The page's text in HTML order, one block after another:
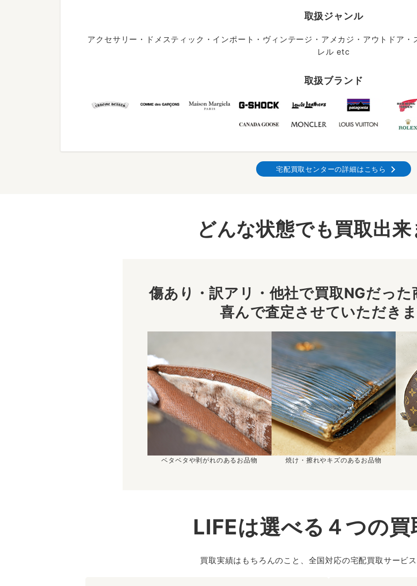
取扱ジャンル
アクセサリー・ドメスティック・インポート・ヴィンテージ・アメカジ・アウトドア
レル etc
取扱ブランド
宅配買取センターの詳細はこちら
どんな状態でも買取出来
傷あり・訳アリ・他社で買取NGだった
喜んで査定させていただきま
ベタベタや剥がれのあるお品物 焼け・擦れやキズのあるお品物
LIFEは選べる４つの買
買取実績はもちろんのこと、全国対応の宅配買取サービス